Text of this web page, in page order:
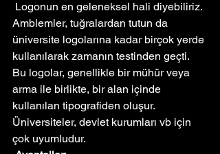
Amblemler, tuğralardan tutun da
üniversite logolarına kadar birçok yerde
kullanılarak zamanın testinden geçti.
Bu logolar, genellikle bir mühür veya
arma ile birlikte, bir alan içinde
kullanılan tipografiden oluşur.
Üniversiteler, devlet kurumları vb için
çok uyumludur.